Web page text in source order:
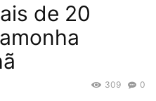
de 20
0
309